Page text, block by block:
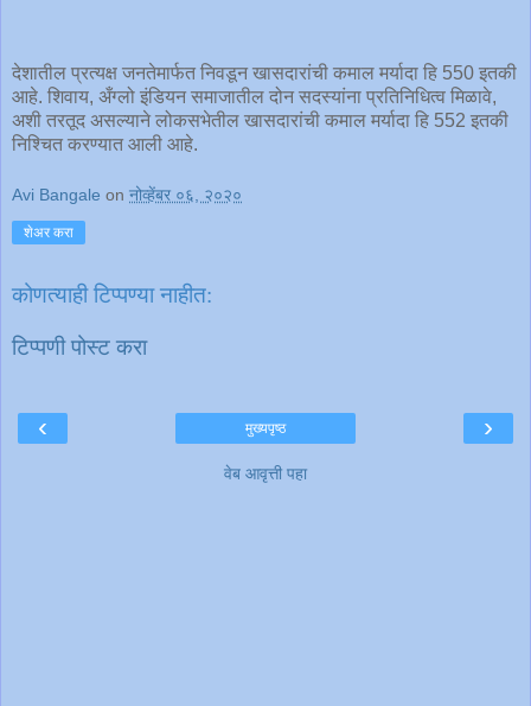
देशातील प्रत्यक्ष जनतेमार्फत निवडून खासदारांची कमाल मर्यादा हि 550 इतकी
आहे. शिवाय, अँग्लो इंडियन समाजातील दोन सदस्यांना प्रतिनिधित्व मिळावे,
अशी तरतूद असल्याने लोकसभेतील खासदारांची कमाल मर्यादा हि 552 इतकी
निश्चित करण्यात आली आहे.
Avi Bangale on नोव्हेंबर ०६, २०२०
शेअर करा
कोणत्याही टिप्पण्‍या नाहीत:
टिप्पणी पोस्ट करा
‹ ›
मुख्यपृष्ठ
वेब आवृत्ती पहा